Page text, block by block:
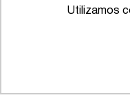
Utilizamos